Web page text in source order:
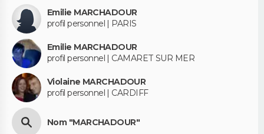
Emilie MARCHADOUR
profil personnel | PARIS
Emilie MARCHADOUR
profil personnel | CAMARET SUR MER
Violaine MARCHADOUR
profil personnel | CARDIFF
Nom "MARCHADOUR"